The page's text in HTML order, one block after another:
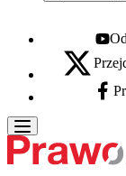
X - otwiera